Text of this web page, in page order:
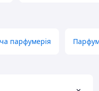
парфумерія